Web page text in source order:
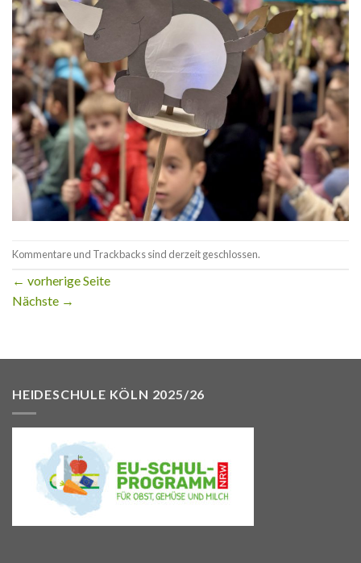
Kommentare und Trackbacks sind derzeit geschlossen.
← vorherige Seite
Nächste →
HEIDESCHULE KÖLN 2025/26